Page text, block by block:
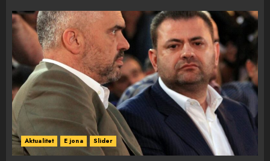
Aktualitet E jona Slider